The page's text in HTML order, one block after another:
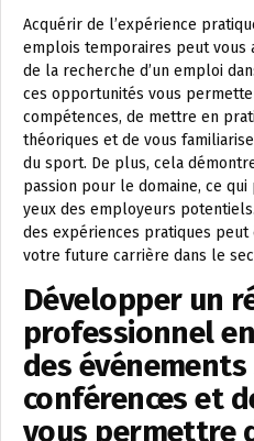
Acquérir de l’expérience
emplois temporaires peut vous
de la recherche d’un emploi
ces opportunités vous
compétences, de mettre en
théoriques et de vous
du sport. De plus, cela
passion pour le domaine, ce
yeux des employeurs
des expériences pratiques
votre future carrière dans le
Développer un
professionnel
des
conférences et
vous permettre